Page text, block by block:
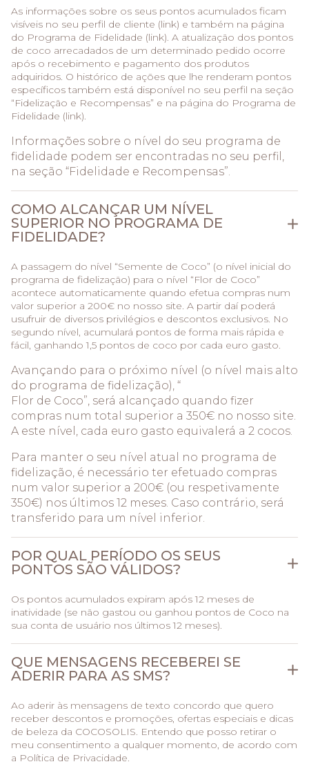
As informações sobre os seus pontos acumulados ficam
visíveis no seu perfil de cliente (link) e também na página
do Programa de Fidelidade (link). A atualização dos pontos
de coco arrecadados de um determinado pedido ocorre
após o recebimento e pagamento dos produtos
adquiridos. O histórico de ações que lhe renderam pontos
específicos também está disponível no seu perfil na seção
“Fidelização e Recompensas” e na página do Programa de
Fidelidade (link).
Informações sobre o nível do seu programa de
fidelidade podem ser encontradas no seu perfil,
na seção “Fidelidade e Recompensas”.
COMO ALCANÇAR UM NÍVEL
SUPERIOR NO PROGRAMA DE
FIDELIDADE?
A passagem do nível “Semente de Coco” (o nível inicial do
programa de fidelização) para o nível “Flor de Coco”
acontece automaticamente quando efetua compras num
valor superior a 200€ no nosso site. A partir daí poderá
usufruir de diversos privilégios e descontos exclusivos. No
segundo nível, acumulará pontos de forma mais rápida e
fácil, ganhando 1,5 pontos de coco por cada euro gasto.
Avançando para o próximo nível (o nível mais alto
do programa de fidelização), “
Flor de Coco”, será alcançado quando fizer
compras num total superior a 350€ no nosso site.
A este nível, cada euro gasto equivalerá a 2 cocos.
Para manter o seu nível atual no programa de
fidelização, é necessário ter efetuado compras
num valor superior a 200€ (ou respetivamente
350€) nos últimos 12 meses. Caso contrário, será
transferido para um nível inferior.
POR QUAL PERÍODO OS SEUS
PONTOS SÃO VÁLIDOS?
Os pontos acumulados expiram após 12 meses de
inatividade (se não gastou ou ganhou pontos de Coco na
sua conta de usuário nos últimos 12 meses).
QUE MENSAGENS RECEBEREI SE
ADERIR PARA AS SMS?
Ao aderir às mensagens de texto concordo que quero
receber descontos e promoções, ofertas especiais e dicas
de beleza da COCOSOLIS. Entendo que posso retirar o
meu consentimento a qualquer momento, de acordo com
a Política de Privacidade.